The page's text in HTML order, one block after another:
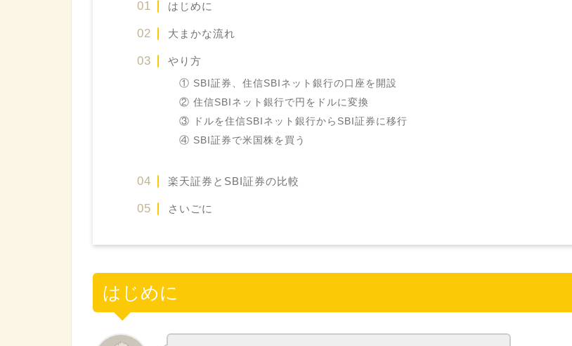
はじめに
大まかな流れ
やり方
① SBI証券、住信SBIネット銀行の口座を開設
② 住信SBIネット銀行で円をドルに変換
③ ドルを住信SBIネット銀行からSBI証券に移行
④ SBI証券で米国株を買う
楽天証券とSBI証券の比較
さいごに
はじめに